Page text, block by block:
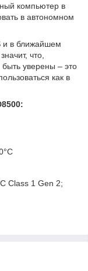
компьютер в
в автономном
и в ближайшем
что,
уверены – это
как в
Class 1 Gen 2;